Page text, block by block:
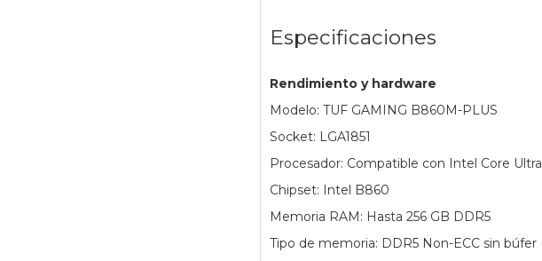
Especificaciones
Rendimiento y hardware
Modelo: TUF GAMING B860M-PLUS
Socket: LGA1851
Procesador: Compatible con Intel Core
Chipset: Intel B860
Memoria RAM: Hasta 256 GB DDR5
Tipo de memoria: DDR5 Non-ECC sin búfer